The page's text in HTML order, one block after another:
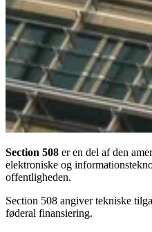
Section 508 er en del af den
elektroniske og
offentligheden.
Section 508 angiver tekniske
føderal finansiering.